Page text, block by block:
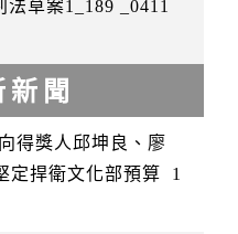
草案1_189 _0411
新聞
得獎人邱坤良、廖
定捍衛文化部預算
1